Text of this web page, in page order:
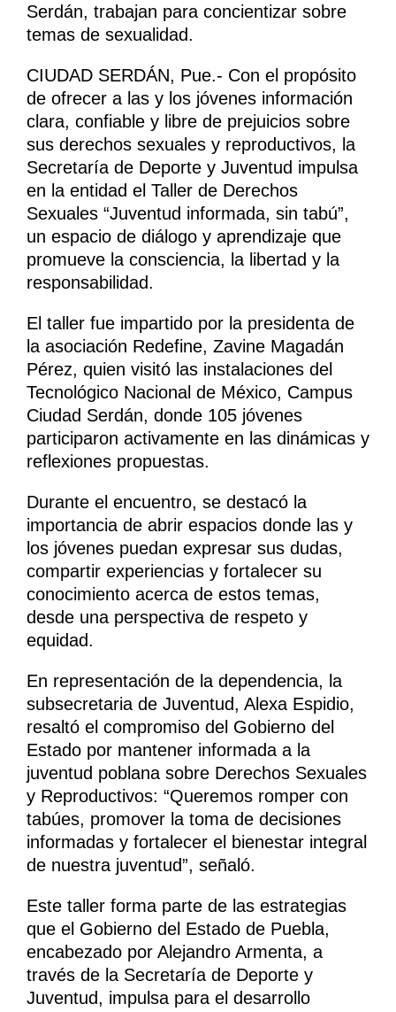
Serdán, trabajan para concientizar sobre
temas de sexualidad.
CIUDAD SERDÁN, Pue.- Con el propósito
de ofrecer a las y los jóvenes información
clara, confiable y libre de prejuicios sobre
sus derechos sexuales y reproductivos, la
Secretaría de Deporte y Juventud impulsa
en la entidad el Taller de Derechos
Sexuales “Juventud informada, sin tabú”,
un espacio de diálogo y aprendizaje que
promueve la consciencia, la libertad y la
responsabilidad.
El taller fue impartido por la presidenta de
la asociación Redefine, Zavine Magadán
Pérez, quien visitó las instalaciones del
Tecnológico Nacional de México, Campus
Ciudad Serdán, donde 105 jóvenes
participaron activamente en las dinámicas y
reflexiones propuestas.
Durante el encuentro, se destacó la
importancia de abrir espacios donde las y
los jóvenes puedan expresar sus dudas,
compartir experiencias y fortalecer su
conocimiento acerca de estos temas,
desde una perspectiva de respeto y
equidad.
En representación de la dependencia, la
subsecretaria de Juventud, Alexa Espidio,
resaltó el compromiso del Gobierno del
Estado por mantener informada a la
juventud poblana sobre Derechos Sexuales
y Reproductivos: “Queremos romper con
tabúes, promover la toma de decisiones
informadas y fortalecer el bienestar integral
de nuestra juventud”, señaló.
Este taller forma parte de las estrategias
que el Gobierno del Estado de Puebla,
encabezado por Alejandro Armenta, a
través de la Secretaría de Deporte y
Juventud, impulsa para el desarrollo